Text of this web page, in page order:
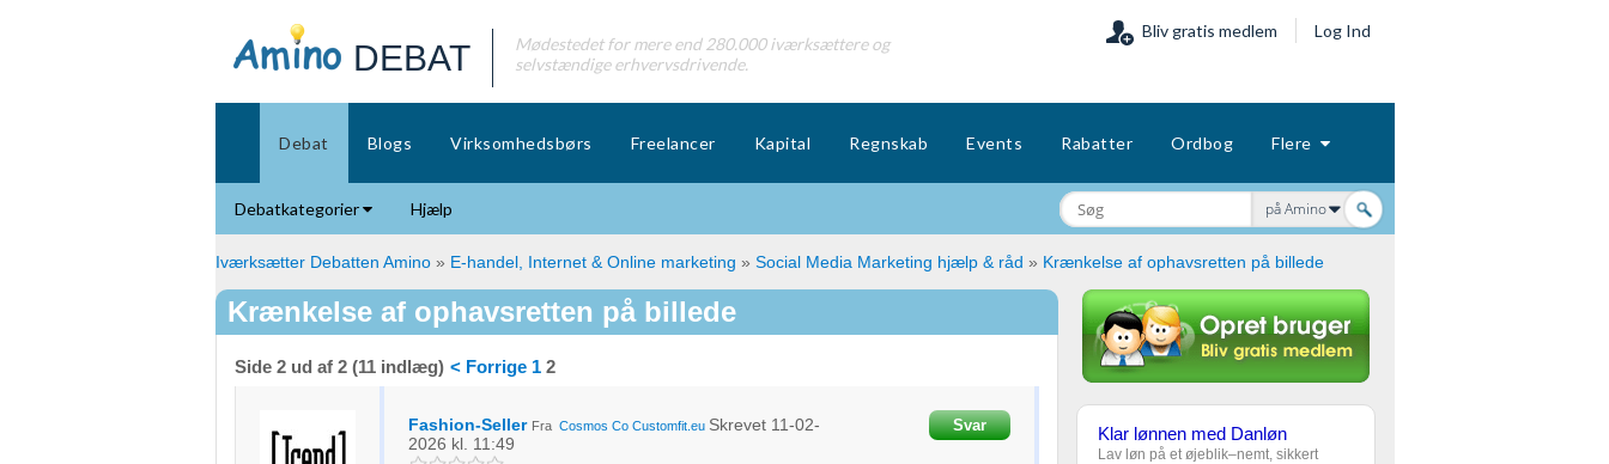
DEBAT
Mødestedet for mere end 280.000 iværksættere og
selvstændige erhvervsdrivende.
Bliv gratis medlem Log Ind
Debat Blogs Virksomhedsbørs Freelancer Kapital Regnskab Events Rabatter Ordbog Flere
Debatkategorier Hjælp på Amino
Iværksætter Debatten Amino » E-handel, Internet & Online marketing » Social Media Marketing hjælp & råd » Krænkelse af ophavsretten på billede
Krænkelse af ophavsretten på billede
Side 2 ud af 2 (11 indlæg) < Forrige 1 2
Fashion-Seller Fra Cosmos Co Customfit.eu Skrevet 11-02-
2026 kl. 11:49
Svar Klar lønnen med Danløn
Lav løn på et øjeblik–nemt, sikkert